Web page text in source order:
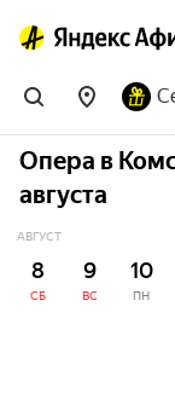
Опера в
августа
АВГУСТ
8
СБ
9
ВС
10
ПН